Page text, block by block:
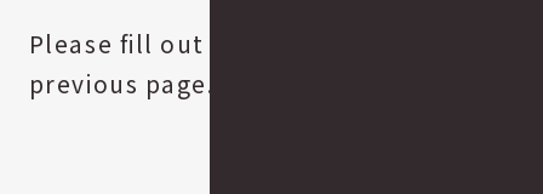
Please fill out the form on the
previous page.